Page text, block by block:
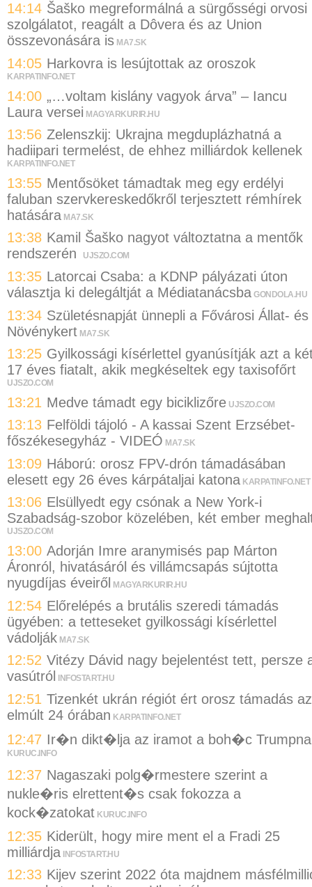
14:14 Šaško megreformálná a sürgősségi orvosi
szolgálatot, reagált a Dôvera és az Union
összevonására is MA7.SK
14:05 Harkovra is lesújtottak az oroszok
KARPATINFO.NET
14:00 „…voltam kislány vagyok árva” – Iancu
Laura versei MAGYARKURIR.HU
13:56 Zelenszkij: Ukrajna megduplázhatná a
hadiipari termelést, de ehhez milliárdok kellenek
KARPATINFO.NET
13:55 Mentősöket támadtak meg egy erdélyi
faluban szervkereskedőkről terjesztett rémhírek
hatására MA7.SK
13:38 Kamil Šaško nagyot változtatna a mentők
rendszerén
UJSZO.COM
13:35 Latorcai Csaba: a KDNP pályázati úton
választja ki delegáltját a Médiatanácsba GONDOLA.HU
13:34 Születésnapját ünnepli a Fővárosi Állat- és
Növénykert MA7.SK
13:25 Gyilkossági kísérlettel gyanúsítják azt a
17 éves fiatalt, akik megkéseltek egy taxisofőrt
UJSZO.COM
13:21 Medve támadt egy biciklizőre UJSZO.COM
13:13 Felföldi tájoló - A kassai Szent Erzsébet-
főszékesegyház - VIDEÓ MA7.SK
13:09 Háború: orosz FPV-drón támadásában
elesett egy 26 éves kárpátaljai katona KARPATINFO.NET
13:06 Elsüllyedt egy csónak a New York-i
Szabadság-szobor közelében, két ember
UJSZO.COM
13:00 Adorján Imre aranymisés pap Márton
Áronról, hivatásáról és villámcsapás sújtotta
nyugdíjas éveiről
MAGYARKURIR.HU
12:54 Előrelépés a brutális szeredi támadás
ügyében: a tetteseket gyilkossági kísérlettel
vádolják MA7.SK
12:52 Vitézy Dávid nagy bejelentést tett, persze
vasútról
INFOSTART.HU
12:51 Tizenkét ukrán régiót ért orosz támadás az
elmúlt 24 órában KARPATINFO.NET
12:47 Ir�n dikt�lja az iramot a boh�c
KURUC.INFO
12:37 Nagaszaki polg�rmestere szerint a
nukle�ris elrettent�s csak fokozza a
kock�zatokat KURUC.INFO
12:35 Kiderült, hogy mire ment el a Fradi 25
milliárdja INFOSTART.HU
12:33 Kijev szerint 2022 óta majdnem